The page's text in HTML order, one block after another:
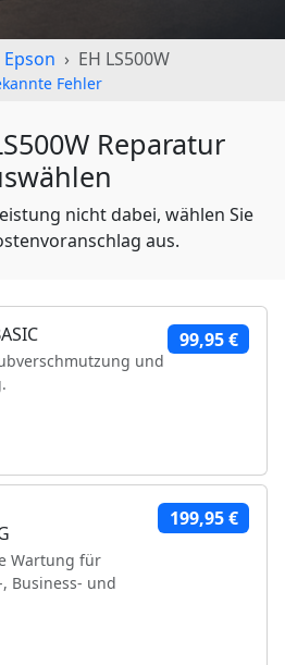
Epson EH LS500W
Fehler
Reparatur
nicht dabei, wählen Sie
aus.
und
und Gehäuseteile
im
99,95 €
Wartung für
Business- und
199,95 €